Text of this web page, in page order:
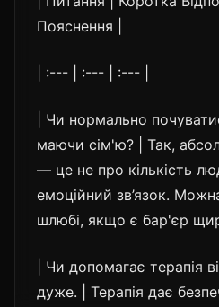
Пояснення |
| :--- | :--- | :--- |
| Чи нормально
маючи сім'ю? | Так,
— це не про кількість
емоційний зв’язок.
шлюбі, якщо є бар'єр
| Чи допомагає терапія
дуже. | Терапія дає